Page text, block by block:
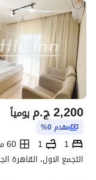
ج.م2,200 يومياً
مقدم 0%
1
1
60 متر مربع
التجمع الاول، القاهرة